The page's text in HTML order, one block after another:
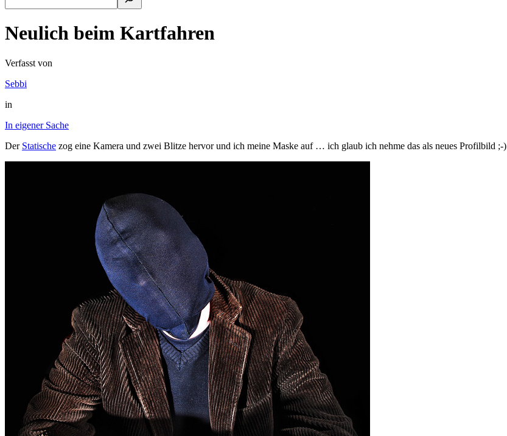
Neulich beim Kartfahren
Verfasst von
Sebbi
in
In eigener Sache
Der Statische zog eine Kamera und zwei Blitze hervor und ich meine Maske auf … ich glaub ich nehme das als neues Profilbild ;-)